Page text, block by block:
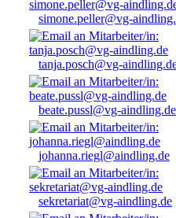
simone.peller@vg-
tanja.posch@vg-
beate.pussl@vg-aindling.de
johanna.riegl@aindling.de
sekretariat@vg-aindling.de